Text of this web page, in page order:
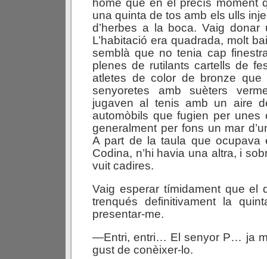
home que en el precís moment
una quinta de tos amb els ulls
d’herbes a la boca. Vaig donar
L’habitació era quadrada, molt
semblà que no tenia cap
plenes de rutilants cartells de
atletes de color de bronze que
senyoretes amb suèters
jugaven al tenis amb un aire
automòbils que fugien per unes
generalment per fons un mar
A part de la taula que ocupava
Codina, n’hi havia una altra, i
vuit cadires.
Vaig esperar tímidament que el
trenqués definitivament la
presentar-me.
—Entri, entri… El senyor P… ja
gust de conèixer-lo.